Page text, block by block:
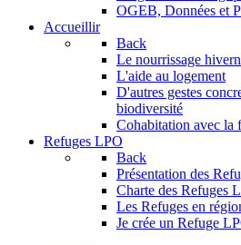
OGEB, Données et
Accueillir
Back
Le nourrissage
L'aide au logement
D'autres gestes
biodiversité
Cohabitation avec la
Refuges LPO
Back
Présentation des
Charte des Refuges
Les Refuges en
Je crée un Refuge